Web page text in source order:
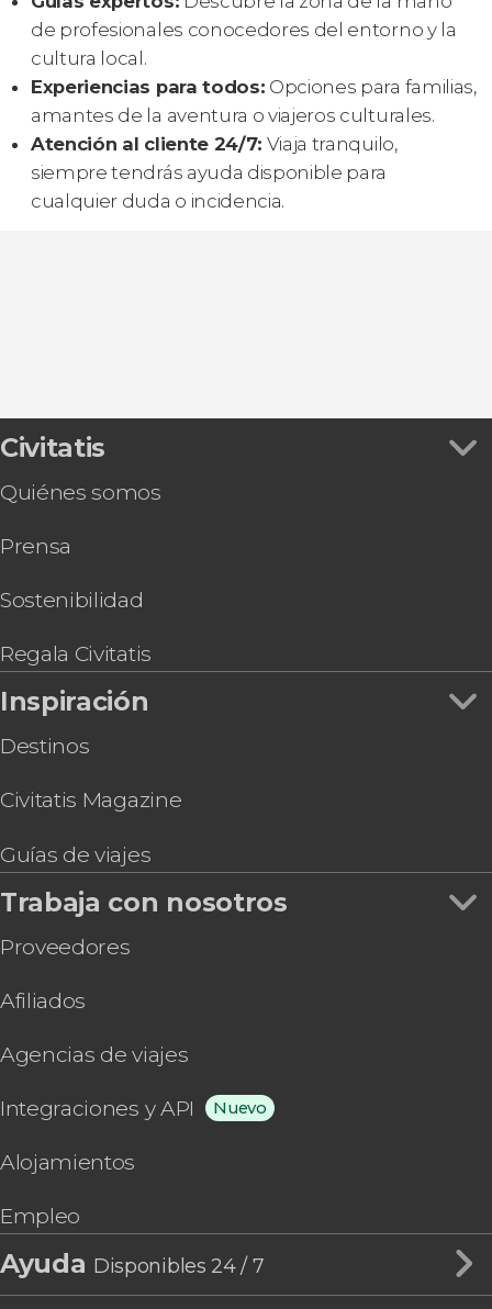
de profesionales conocedores del entorno y la
cultura local.
Experiencias para todos: Opciones para familias,
amantes de la aventura o viajeros culturales.
Atención al cliente 24/7: Viaja tranquilo,
siempre tendrás ayuda disponible para
cualquier duda o incidencia.
Civitatis
Quiénes somos
Prensa
Sostenibilidad
Regala Civitatis
Inspiración
Destinos
Civitatis Magazine
Guías de viajes
Trabaja con nosotros
Proveedores
Afiliados
Agencias de viajes
Integraciones y API Nuevo
Alojamientos
Empleo
Ayuda Disponibles 24 / 7